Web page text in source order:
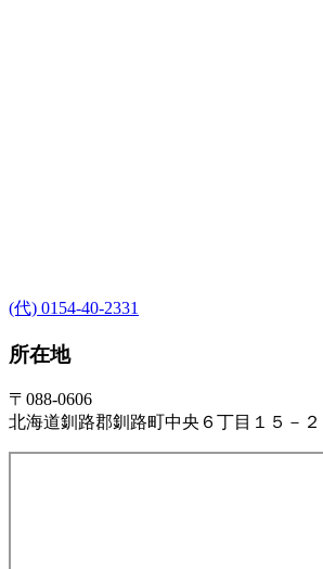
(代) 0154-40-2331
所在地
〒088-0606
北海道釧路郡釧路町中央６丁目１５－２